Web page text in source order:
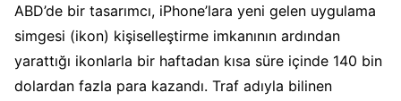
ABD’de bir tasarımcı, iPhone’lara yeni gelen uygulama
simgesi (ikon) kişiselleştirme imkanının ardından
yarattığı ikonlarla bir haftadan kısa süre içinde 140 bin
dolardan fazla para kazandı. Traf adıyla bilinen